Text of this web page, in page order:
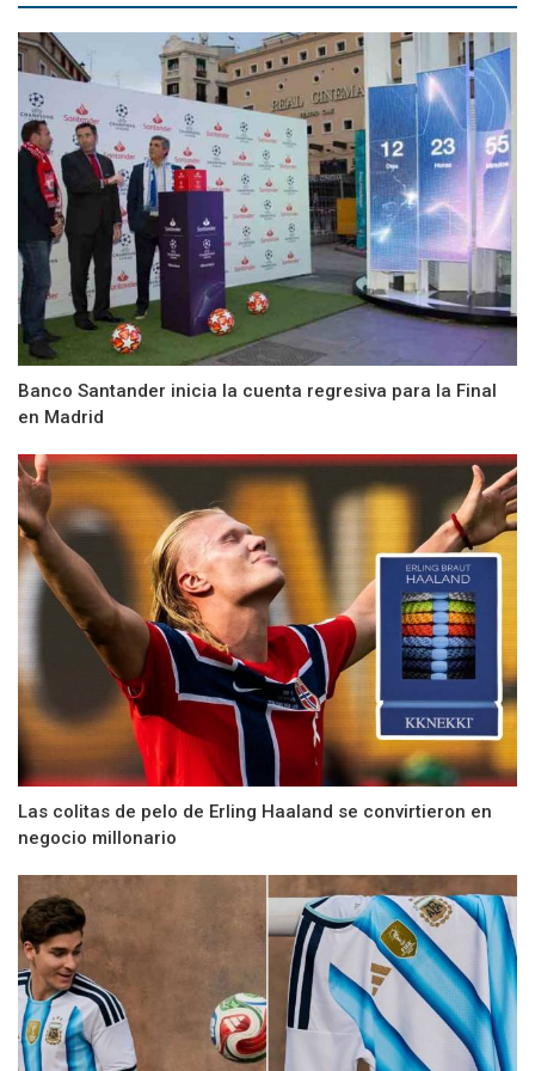
Banco Santander inicia la cuenta regresiva para la Final
en Madrid
Las colitas de pelo de Erling Haaland se convirtieron en
negocio millonario